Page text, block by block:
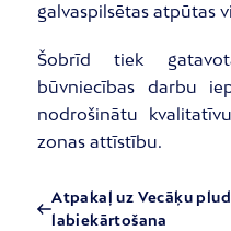
galvaspilsētas atpūtas
Šobrīd tiek
būvniecības darbu
nodrošinātu
zonas attīstību.
Atpakaļ uz Vecāķu
labiekārtošana